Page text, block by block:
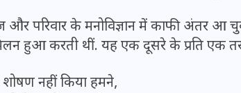
परिवार के मनोविज्ञान में काफी अंतर आ
मिलन हुआ करती थीं. यह एक दूसरे के प्रति
नहीं किया हमने,
30 दिसम्बर 2025